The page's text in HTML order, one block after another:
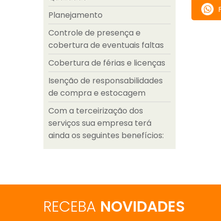
Planejamento
Controle de presença e
cobertura de eventuais faltas
Cobertura de férias e licenças
Isenção de responsabilidades
de compra e estocagem
Com a terceirização dos
serviços sua empresa terá
ainda os seguintes benefícios:
RECEBA NOVIDADES